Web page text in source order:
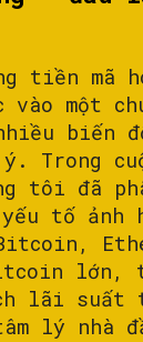
tiền mã
vào một
biến
ý. Trong
tôi đã
tố ảnh
lớn,
lãi suất
lý nhà